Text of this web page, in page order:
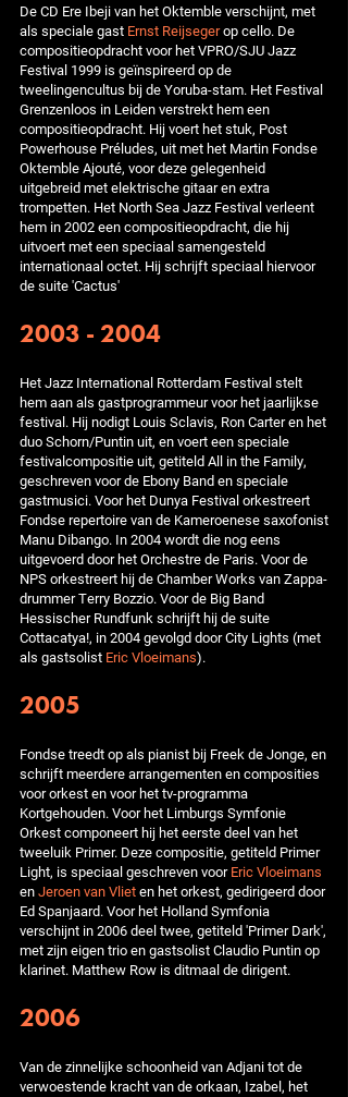
De CD Ere Ibeji van het Oktemble verschijnt, met
als speciale gast Ernst Reijsegerop cello. De
compositieopdracht voor het VPRO/SJU Jazz
Festival 1999 is geïnspireerd op de
tweelingencultus bij de Yoruba-stam. Het Festival
Grenzenloos in Leiden verstrekt hem een
compositieopdracht. Hij voert het stuk, Post
Powerhouse Préludes, uit met het Martin Fondse
Oktemble Ajouté, voor deze gelegenheid
uitgebreid met elektrische gitaar en extra
trompetten. Het North Sea Jazz Festival verleent
hem in 2002 een compositieopdracht, die hij
uitvoert met een speciaal samengesteld
internationaal octet. Hij schrijft speciaal hiervoor
de suite 'Cactus'
2003 - 2004
Het Jazz International Rotterdam Festival stelt
hem aan als gastprogrammeur voor het jaarlijkse
festival. Hij nodigt Louis Sclavis, Ron Carter en het
duo Schorn/Puntin uit, en voert een speciale
festivalcompositie uit, getiteld All in the Family,
geschreven voor de Ebony Band en speciale
gastmusici. Voor het Dunya Festival orkestreert
Fondse repertoire van de Kameroenese saxofonist
Manu Dibango. In 2004 wordt die nog eens
uitgevoerd door het Orchestre de Paris. Voor de
NPS orkestreert hij de Chamber Works van Zappa-
drummer Terry Bozzio. Voor de Big Band
Hessischer Rundfunk schrijft hij de suite
Cottacatya!, in 2004 gevolgd door City Lights (met
als gastsolist Eric Vloeimans).
2005
Fondse treedt op als pianist bij Freek de Jonge, en
schrijft meerdere arrangementen en composities
voor orkest en voor het tv-programma
Kortgehouden. Voor het Limburgs Symfonie
Orkest componeert hij het eerste deel van het
tweeluik Primer. Deze compositie, getiteld Primer
Light, is speciaal geschreven voorEric Vloeimans
enJeroen van Vlieten het orkest, gedirigeerd door
Ed Spanjaard. Voor het Holland Symfonia
verschijnt in 2006 deel twee, getiteld 'Primer Dark',
met zijn eigen trio en gastsolist Claudio Puntin op
klarinet. Matthew Row is ditmaal de dirigent.
2006
Van de zinnelijke schoonheid van Adjani tot de
verwoestende kracht van de orkaan, Izabel, het